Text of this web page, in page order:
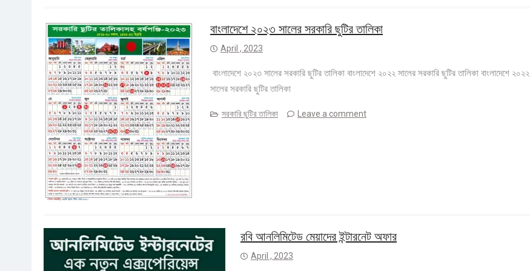
বাংলাদেশে ২০২৩ সালের সরকারি ছুটির তালিকা
April , 2023
বাংলাদেশে ২০২৩ সালের সরকারি ছুটির তালিকা বাংলাদেশে ২০২২ সালের সরকারি ছুটির তালিকা বাংলাদেশে ২০২২
সালের সরকারি ছুটির তালিকা
সরকারি ছুটির তালিকা Leave a comment
রবি আনলিমিটেড মেয়াদের ইন্টারনেট অফার
April , 2023